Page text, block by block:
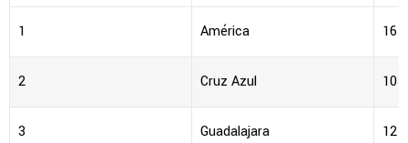
1 América 16
2 Cruz Azul 10
3 Guadalajara 12